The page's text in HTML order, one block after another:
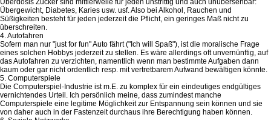
Überdosis Zucker sind mittlerweile für jeden unstrittig und auch unübersehbar:
Übergewicht, Diabetes, Karies usw. usf. Also bei Alkohol, Rauchen und
Süßigkeiten besteht für jeden jederzeit die Pflicht, ein geringes Maß nicht zu
überschreiten.
4. Autofahren
Sofern man nur "just for fun" Auto fährt ("Ich will Spaß"), ist die moralische Frage
eines solchen Hobbys jederzeit zu stellen. Es wäre allerdings oft unvernünftig, auf
das Autofahren zu verzichten, namentlich wenn man bestimmte Aufgaben dann
kaum oder gar nicht ordentlich resp. mit vertretbarem Aufwand bewältigen könnte.
5. Computerspiele
Die Computerspiel-Industrie ist m.E. zu komplex für ein eindeutiges endgültiges
vernichtendes Urteil. Ich persönlich meine, dass zumindest manche
Computerspiele eine legitime Möglichkeit zur Entspannung sein können und sie
von daher auch in der Fastenzeit durchaus ihre Berechtigung haben können.